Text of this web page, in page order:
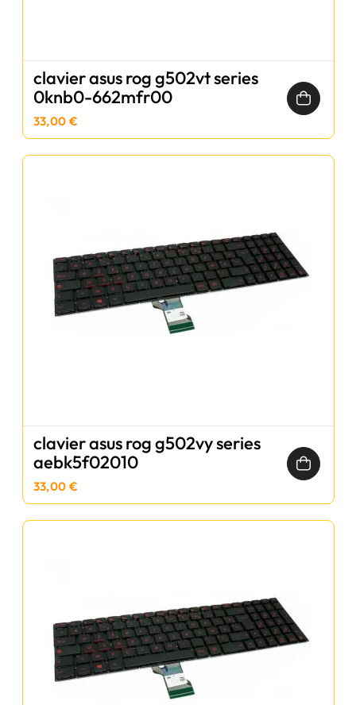
clavier asus rog g502vt series
0knb0-662mfr00
33,00 €
clavier asus rog g502vy series
aebk5f02010
33,00 €